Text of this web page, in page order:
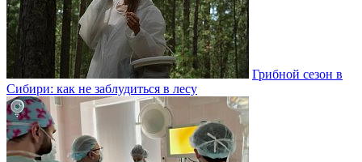
Грибной сезон в
Сибири: как не заблудиться в лесу